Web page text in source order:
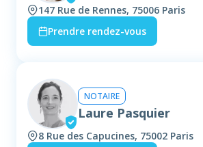
147 Rue de Rennes, 75006 Paris
Prendre rendez-vous
NOTAIRE
Laure Pasquier
8 Rue des Capucines, 75002 Paris